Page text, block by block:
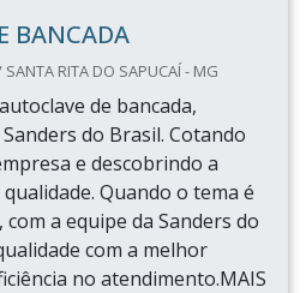
BANCADA
RITA DO SAPUCAÍ - MG
de bancada,
do Brasil. Cotando
e descobrindo a
Quando o tema é
a equipe da Sanders do
com a melhor
no atendimento.MAIS